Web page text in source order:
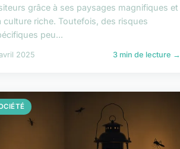
grâce à ses paysages magnifiques et
culture riche. Toutefois, des risques
peu...
2025 3 min de lecture →